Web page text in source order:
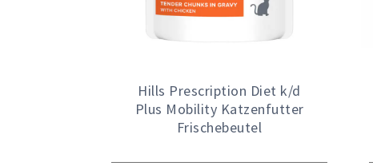
Hills Prescription Diet k/d
Plus Mobility Katzenfutter
Frischebeutel